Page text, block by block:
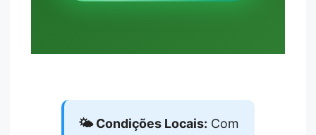
🌤️ Condições Locais: Com